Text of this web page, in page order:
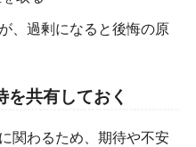
、過剰になると後悔の原
共有しておく
関わるため、期待や不安